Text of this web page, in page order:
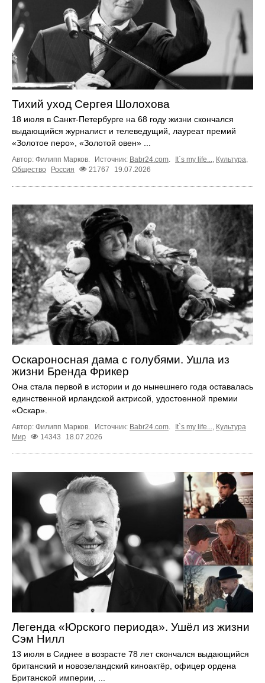
Тихий уход Сергея Шолохова
18 июля в Санкт-Петербурге на 68 году жизни скончался
выдающийся журналист и телеведущий, лауреат премий
«Золотое перо», «Золотой овен» ...
Автор: Филипп Марков. Источник: Babr24.com. It`s my life..., Культура,
Общество
Россия 21767 19.07.2026
Оскароносная дама с голубями. Ушла из
жизни Бренда Фрикер
Она стала первой в истории и до нынешнего года оставалась
единственной ирландской актрисой, удостоенной премии
«Оскар».
Автор: Филипп Марков. Источник: Babr24.com It`s my life...
Культура
Мир
14343 18.07.2026
Легенда «Юрского периода». Ушёл из жизни
Сэм Нилл
13 июля в Сиднее в возрасте 78 лет скончался выдающийся
британский и новозеландский киноактёр, офицер ордена
Британской империи, ...